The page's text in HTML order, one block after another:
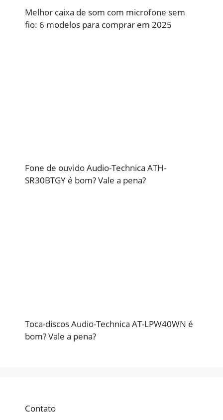
Melhor caixa de som com microfone sem
fio: 6 modelos para comprar em 2025
Fone de ouvido Audio-Technica ATH-
SR30BTGY é bom? Vale a pena?
Toca-discos Audio-Technica AT-LPW40WN é
bom? Vale a pena?
Contato